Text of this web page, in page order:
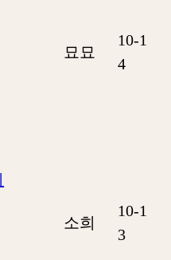
묘묘
10-1
4
소희
10-1
3